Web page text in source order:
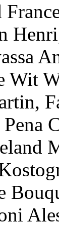
Henri
Wit
,
Pena